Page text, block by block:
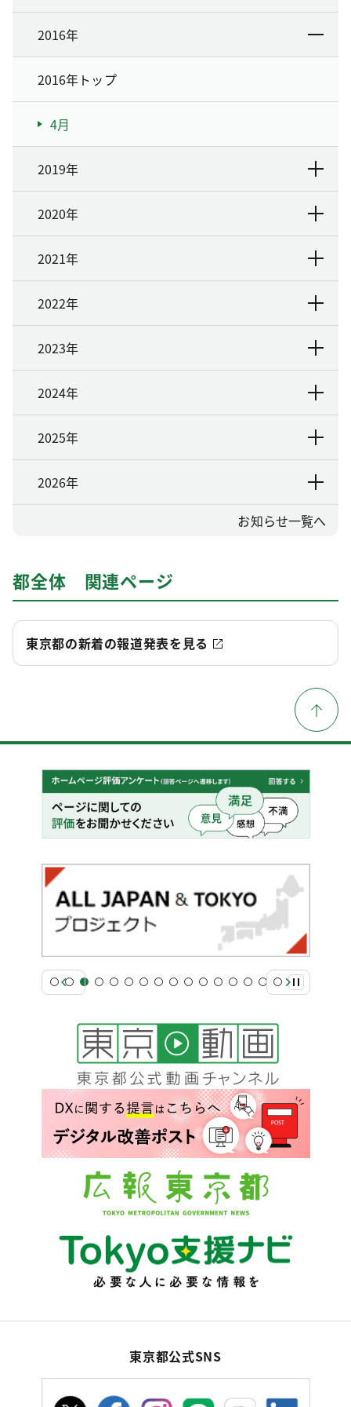
2016年
2016年トップ
4月
2019年
2020年
2021年
2022年
2023年
2024年
2025年
2026年
お知らせ一覧へ
都全体 関連ページ
東京都の新着の報道発表を見る
東京都公式SNS